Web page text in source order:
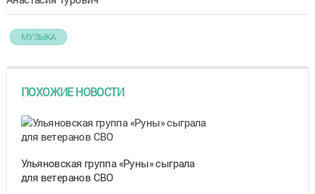
МУЗЫКА
ПОХОЖИЕ НОВОСТИ
Ульяновская группа «Руны» сыграла
для ветеранов СВО